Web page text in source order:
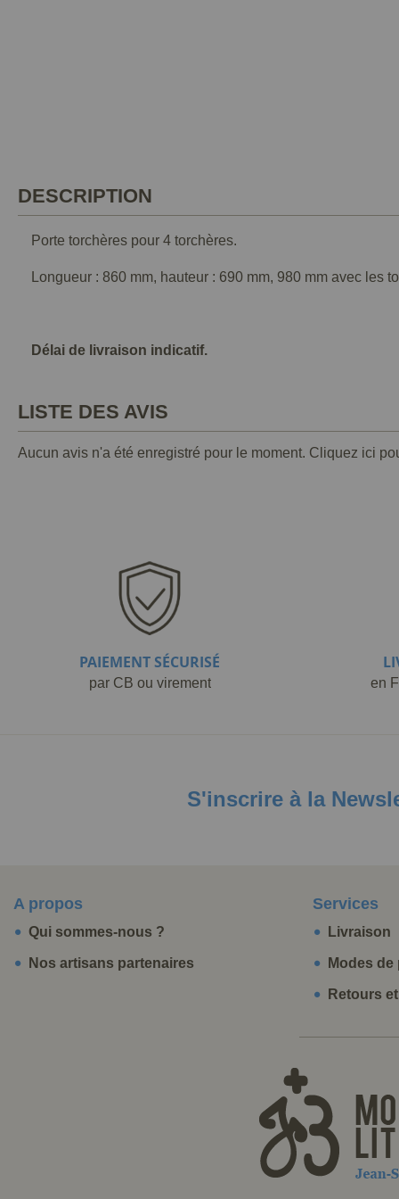
DESCRIPTION
Porte torchères pour 4 torchères.
Longueur : 860 mm, hauteur : 690 mm, 980 mm avec les
Délai de livraison indicatif.
LISTE DES AVIS
Aucun avis n'a été enregistré pour le moment. Cliquez ici
PAIEMENT SÉCURISÉ
par CB ou virement en
S'inscrire à la
A propos
Qui sommes-nous ?
Nos artisans partenaires
Services
Livraison
Modes de
Retours